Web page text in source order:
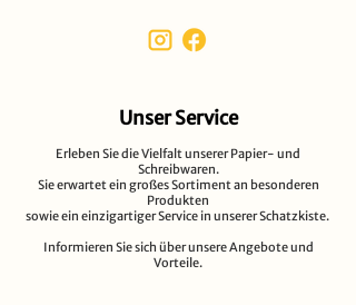
Unser Service
Erleben Sie die Vielfalt unserer Papier- und
Schreibwaren.
Sie erwartet ein großes Sortiment an besonderen
Produkten
sowie ein einzigartiger Service in unserer Schatzkiste.
Informieren Sie sich über unsere Angebote und
Vorteile.